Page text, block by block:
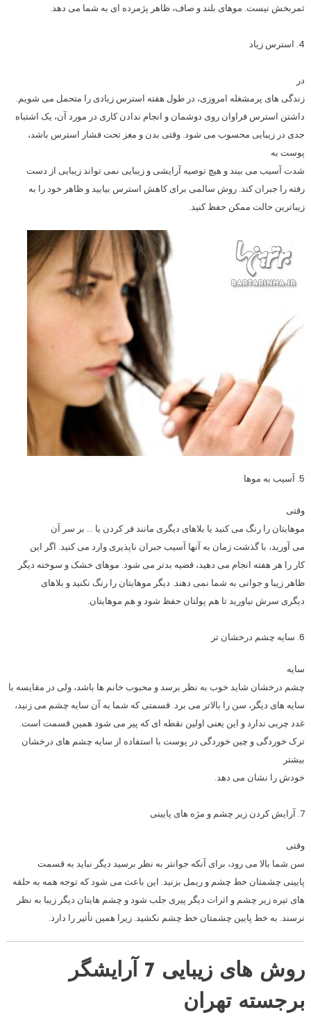
ثمربخش نیست. موهای بلند و صاف، ظاهر پژمرده ای به شما می دهد.
4. استرس زیاد
در
زندگی های پرمشغله امروزی، در طول هفته استرس زیادی را متحمل می شویم.
داشتن استرس فراوان روی دوشمان و انجام ندادن کاری در مورد آن، یک اشتباه
جدی در زیبایی محسوب می شود. وقتی بدن و مغز تحت فشار استرس باشد،
پوست به
شدت آسیب می بیند و هیچ توصیه آرایشی و زیبایی نمی تواند زیبایی از دست
رفته را جبران کند. روش سالمی برای کاهش استرس بیابید و ظاهر خود را به
زیباترین حالت ممکن حفظ کنید.
5. آسیب به موها
وقتی
موهایتان را رنگ می کنید یا بلاهای دیگری مانند فر کردن یا … بر سر آن
می آورید، با گذشت زمان به آنها آسیب جبران ناپذیری وارد می کنید. اگر این
کار را هر هفته انجام می دهید، قضیه بدتر می شود. موهای خشک و سوخته دیگر
ظاهر زیبا و جوانی به شما نمی دهند. دیگر موهایتان را رنگ نکنید و بلاهای
دیگری سرش نیاورید تا هم پولتان حفظ شود و هم موهایتان.
6. سایه چشم درخشان تر
سایه
چشم درخشان شاید خوب به نظر برسد و محبوب خانم ها باشد، ولی در مقایسه با
سایه های دیگر، سن را بالاتر می برد. قسمتی که شما به آن سایه چشم می زنید،
غدد چربی ندارد و این یعنی اولین نقطه ای که پیر می شود همین قسمت است.
ترک خوردگی و چین خوردگی در پوست با استفاده از سایه چشم های درخشان
بیشتر
خودش را نشان می دهد.
7. آرایش کردن زیر چشم و مژه های پایینی
وقتی
سن شما بالا می رود، برای آنکه جوانتر به نظر برسید دیگر نباید به قسمت
پایینی چشمتان خط چشم و ریمل بزنید. این باعث می شود که توجه همه به حلقه
های تیره زیر چشم و اثرات دیگر پیری جلب شود و چشم هایتان دیگر زیبا به نظر
نرسند. به خط پایین چشمتان خط چشم نکشید. زیرا همین تأثیر را دارد.
روش های زیبایی 7 آرایشگر
برجسته تهران